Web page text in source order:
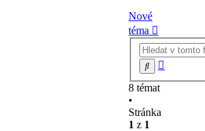
Nové
téma
Hledat
8 témat
•
Stránka
1 z 1